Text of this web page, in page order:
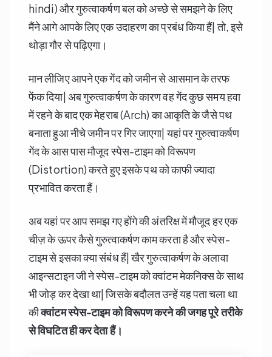
hindi) और गुरुत्वाकर्षण बल को अच्छे से समझने के लिए
मैंने आगे आपके लिए एक उदाहरण का प्रबंध किया हैं| तो, इसे
थोड़ा गौर से पढ़िएगा।
मान लीजिए आपने एक गेंद को जमीन से आसमान के तरफ
फेंक दिया| अब गुरुत्वाकर्षण के कारण वह गेंद कुछ समय हवा
में रहने के बाद एक मेहराब (Arch) का आकृति के जैसे पथ
बनाता हुआ नीचे जमीन पर गिर जाएगा| यहां पर गुरुत्वाकर्षण
गेंद के आस पास मौजूद स्पेस-टाइम को विरूपण
(Distortion) करते हुए इसके पथ को काफी ज्यादा
प्रभावित करता हैं।
अब यहां पर आप समझ गए होंगे की अंतरिक्ष में मौजूद हर एक
चीज़ के ऊपर कैसे गुरुत्वाकर्षण काम करता है और स्पेस-
टाइम से इसका क्या संबंध हैं| खैर गुरुत्वाकर्षण के अलावा
आइन्सटाइन जी ने स्पेस-टाइम को क्वांटम मेकनिक्स के साथ
भी जोड़ कर देखा था| जिसके बदौलत उन्हें यह पता चला था
कीक्वांटम स्पेस-टाइम को विरूपण करने की जगह पूरे तरीके
से विघटित ही कर देता हैं।